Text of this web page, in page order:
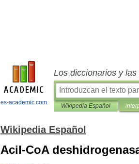
es-academic.com
Los diccionarios y
Wikipedia Español
Wikipedia Español
Acil-CoA